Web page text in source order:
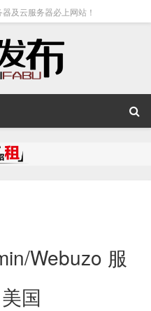
及云服务器必上网站！
Webuzo 服
国